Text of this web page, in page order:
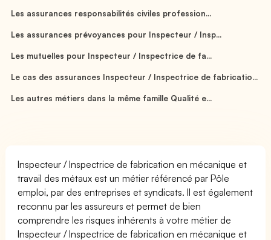
Les assurances responsabilités civiles profession...
Les assurances prévoyances pour Inspecteur / Insp...
Les mutuelles pour Inspecteur / Inspectrice de fa...
Le cas des assurances Inspecteur / Inspectrice de fabricatio...
Les autres métiers dans la même famille Qualité e...
Inspecteur / Inspectrice de fabrication en mécanique et
travail des métaux est un métier référencé par Pôle
emploi, par des entreprises et syndicats. Il est également
reconnu par les assureurs et permet de bien
comprendre les risques inhérents à votre métier de
Inspecteur / Inspectrice de fabrication en mécanique et